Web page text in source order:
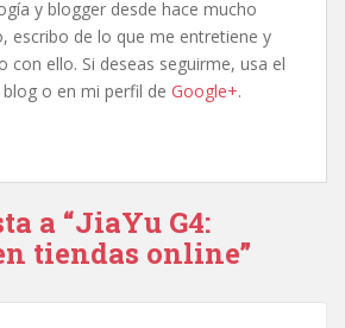
y blogger desde hace mucho
escribo de lo que me entretiene y
con ello. Si deseas seguirme, usa el
o en mi perfil de Google+.
a “JiaYu G4:
tiendas online”